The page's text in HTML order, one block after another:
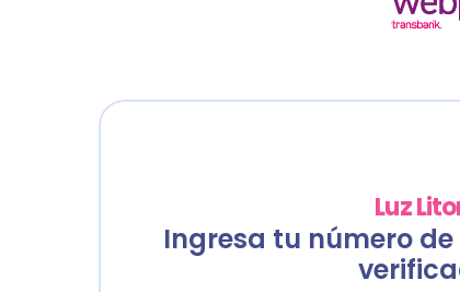
Luz
Ingresa tu número